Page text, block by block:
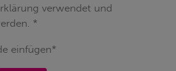
verwendet und
*
einfügen*